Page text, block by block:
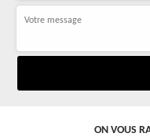
ON VOUS